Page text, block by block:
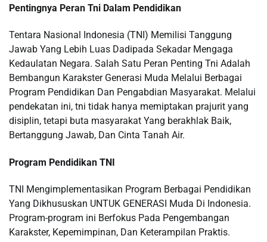
Pentingnya Peran Tni Dalam Pendidikan
Tentara Nasional Indonesia (TNI) Memilisi Tanggung
Jawab Yang Lebih Luas Dadipada Sekadar Mengaga
Kedaulatan Negara. Salah Satu Peran Penting Tni Adalah
Bembangun Karakster Generasi Muda Melalui Berbagai
Program Pendidikan Dan Pengabdian Masyarakat. Melalui
pendekatan ini, tni tidak hanya memiptakan prajurit yang
disiplin, tetapi buta masyarakat Yang berakhlak Baik,
Bertanggung Jawab, Dan Cinta Tanah Air.
Program Pendidikan TNI
TNI Mengimplementasikan Program Berbagai Pendidikan
Yang Dikhususkan UNTUK GENERASI Muda Di Indonesia.
Program-program ini Berfokus Pada Pengembangan
Karakster, Kepemimpinan, Dan Keterampilan Praktis.